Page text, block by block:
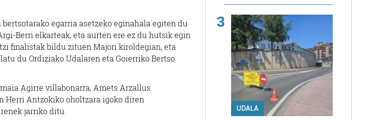
egarria asetzeko eginahala egiten du
Berri elkarteak, eta aurten ere ez du hutsik egin
finalistak bildu zituen Majori kiroldegian, eta
du Ordiziako Udalaren eta Goierriko Bertso
Agirre villabonarra, Amets Arzallus
Herri Antzokiko oholtzara igoko diren
jarriko ditu.
3
UDALA